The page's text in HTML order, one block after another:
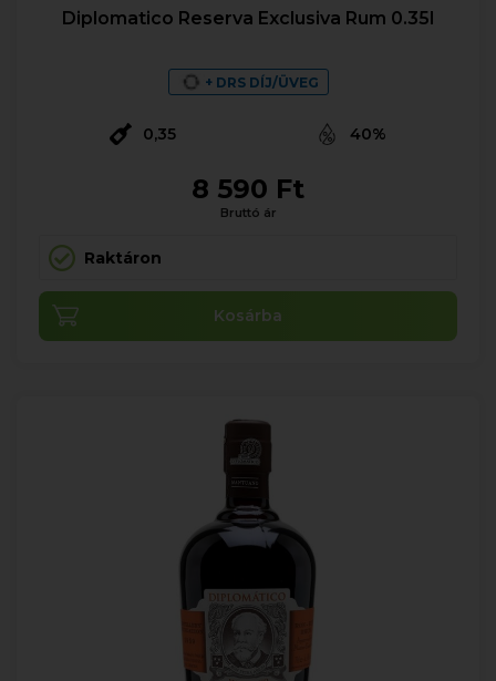
Diplomatico Reserva Exclusiva Rum 0.35l
+ DRS DÍJ/ÜVEG
0,35 40%
8 590 Ft
Bruttó ár
Raktáron
Kosárba